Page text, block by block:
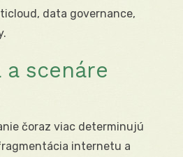
data governance,
scenáre
čoraz viac determinujú
internetu a